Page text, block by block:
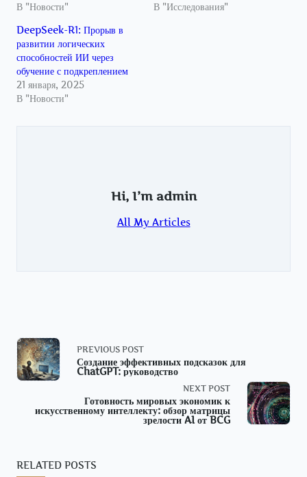
В "Новости"
В "Исследования"
DeepSeek-R1: Прорыв в
развитии логических
способностей ИИ через
обучение с подкреплением
21 января, 2025
В "Новости"
Hi, I’m admin
All My Articles
<span
class="nav-
subtitle
reader-
PREVIOUS POST
Создание эффективных подсказок для
ChatGPT: руководство
NEXT POST
Готовность мировых экономик к
искусственному интеллекту: обзор матрицы
зрелости AI от BCG
RELATED POSTS